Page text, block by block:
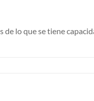
de lo que se tiene